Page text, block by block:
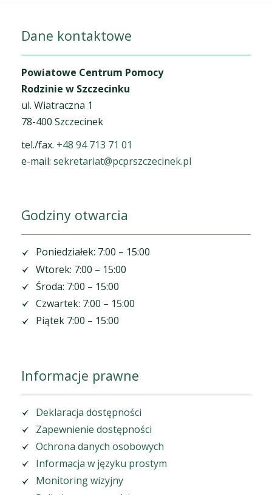
Dane kontaktowe
Powiatowe Centrum Pomocy
Rodzinie w Szczecinku
ul. Wiatraczna 1
78-400 Szczecinek
tel./fax. +48 94 713 71 01
e-mail: sekretariat@pcprszczecinek.pl
Godziny otwarcia
Poniedziałek: 7:00 – 15:00
Wtorek: 7:00 – 15:00
Środa: 7:00 – 15:00
Czwartek: 7:00 – 15:00
Piątek 7:00 – 15:00
Informacje prawne
Deklaracja dostępności
Zapewnienie dostępności
Ochrona danych osobowych
Informacja w języku prostym
Monitoring wizyjny